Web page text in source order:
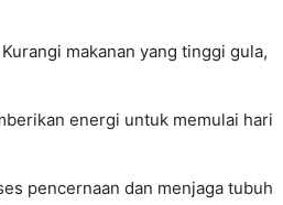
Kurangi makanan yang tinggi gula,
energi untuk memulai hari
pencernaan dan menjaga tubuh